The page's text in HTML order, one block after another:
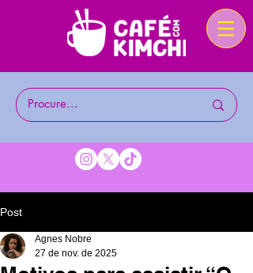
Post
Agnes Nobre
27 de nov. de 2025